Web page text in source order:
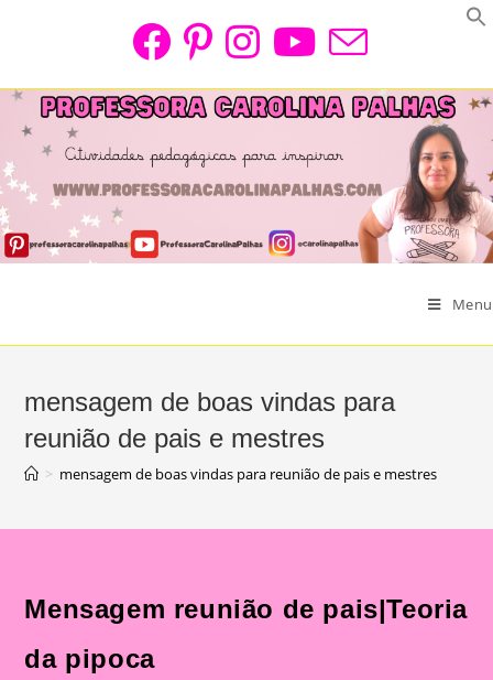
Menu
mensagem de boas vindas para
reunião de pais e mestres
> mensagem de boas vindas para reunião de pais e mestres
Mensagem reunião de pais|Teoria
da pipoca